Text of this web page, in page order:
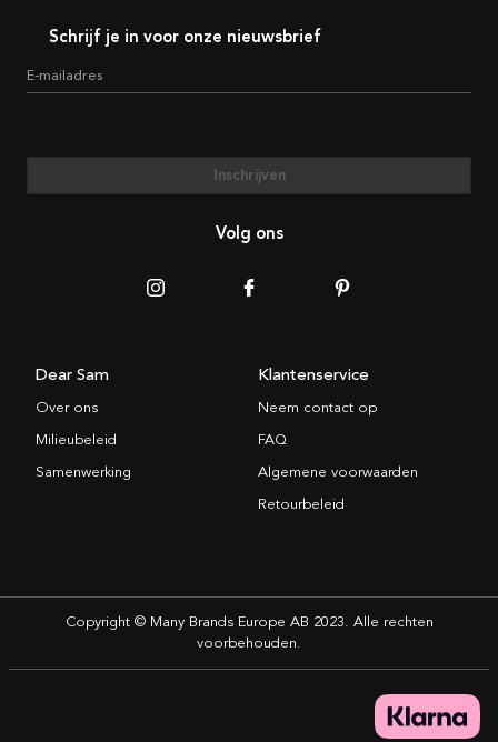
Schrijf je in voor onze nieuwsbrief
E-mailadres
Inschrijven
Volg ons
Dear Sam
Over ons
Milieubeleid
Samenwerking
Klantenservice
Neem contact op
FAQ
Algemene voorwaarden
Retourbeleid
Copyright © Many Brands Europe AB 2023. Alle rechten
voorbehouden.